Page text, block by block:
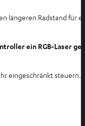
längeren Radstand
ein RGB-Laser
eingeschränkt